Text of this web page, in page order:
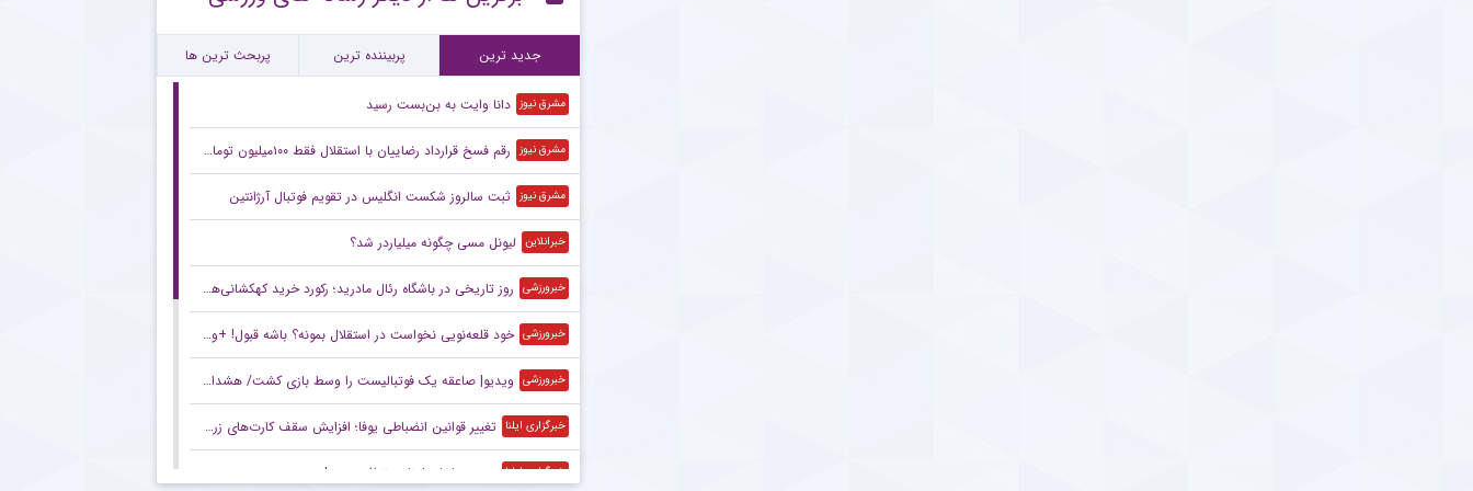
۱۰:۰۲ واکنش جنجالی کاناوارو درباره تصمیمش برای ماشاریپوف
جدید ترین پربیننده ترین پربحث ترین ها
مشرق نیوز دانا وایت به بن‌بست رسید
مشرق نیوز رقم فسخ قرارداد رضاییان با استقلال فقط ۱۰۰میلیون تومان!
مشرق نیوز ثبت سالروز شکست انگلیس در تقویم فوتبال آرژانتین
خبرانلاین لیونل مسی چگونه میلیاردر شد؟
خبرورزشی روز تاریخی در باشگاه رئال مادرید؛ رکورد خرید کهکشانی‌ها شکست
خبرورزشی خود قلعه‌نویی نخواست در استقلال بمونه؟ باشه قبول! +ویدیو
خبرورزشی ویدیو| صاعقه یک فوتبالیست را وسط بازی کشت/ هشدار صحنه دلخراش!
خبرگزاری ایلنا تغییر قوانین انضباطی یوفا؛ افزایش سقف کارت‌های زرد در رقابت‌های اروپایی
خبرگزاری ایلنا رودری با بارسلونا به توافق رسید!